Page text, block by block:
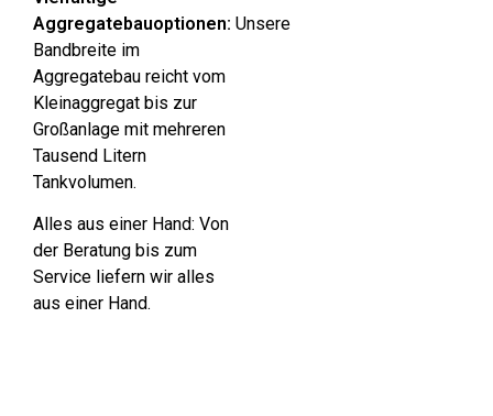
Aggregatebauoptionen: Unsere
Bandbreite im
Aggregatebau reicht vom
Kleinaggregat bis zur
Großanlage mit mehreren
Tausend Litern
Tankvolumen.
Alles aus einer Hand: Von
der Beratung bis zum
Service liefern wir alles
aus einer Hand.